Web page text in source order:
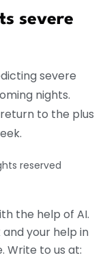
severe
severe
nights.
to the plus
reserved
the help of AI.
your help in
Write to us at: